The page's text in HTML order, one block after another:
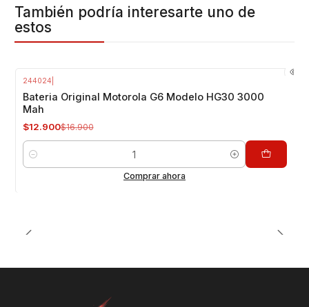
También podría interesarte uno de
estos
244024
Bateria Original Motorola G6 Modelo HG30 3000
Mah
$12.900$16.900
Cantidad
Comprar ahora